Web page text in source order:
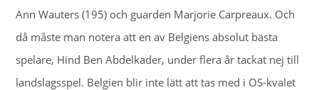
Ann Wauters (195) och guarden Marjorie Carpreaux. Och
då måste man notera att en av Belgiens absolut bästa
spelare, Hind Ben Abdelkader, under flera år tackat nej till
landslagsspel. Belgien blir inte lätt att tas med i OS-kvalet